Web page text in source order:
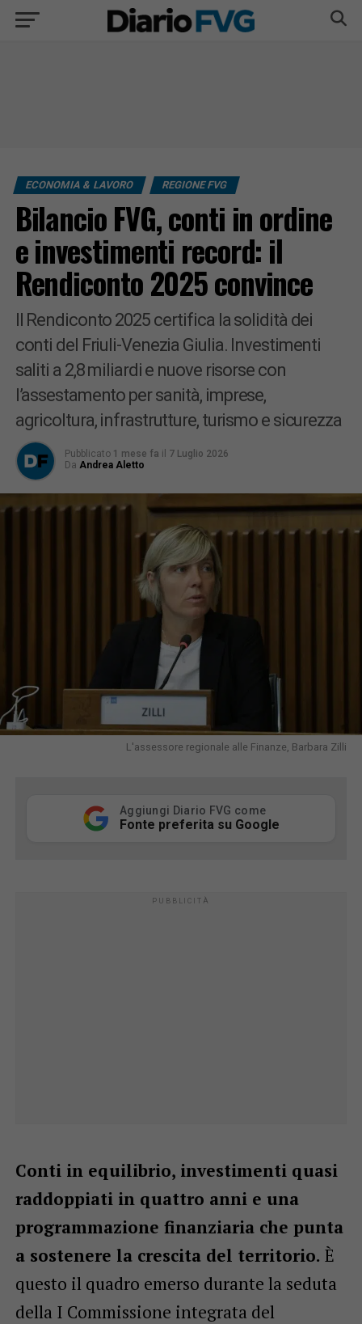
ECONOMIA & LAVORO REGIONE FVG
Bilancio FVG, conti in ordine
e investimenti record: il
Rendiconto 2025 convince
Il Rendiconto 2025 certifica la solidità dei
conti del Friuli-Venezia Giulia. Investimenti
saliti a 2,8 miliardi e nuove risorse con
l’assestamento per sanità, imprese,
agricoltura, infrastrutture, turismo e sicurezza
Pubblicato 1 mese fa il 7 Luglio 2026
Da Andrea Aletto
L'assessore regionale alle Finanze, Barbara Zilli
Aggiungi Diario FVG come
Fonte preferita su Google
Conti in equilibrio, investimenti quasi
raddoppiati in quattro anni e una
programmazione finanziaria che punta
a sostenere la crescita del territorio. È
questo il quadro emerso durante la seduta
della I Commissione integrata del